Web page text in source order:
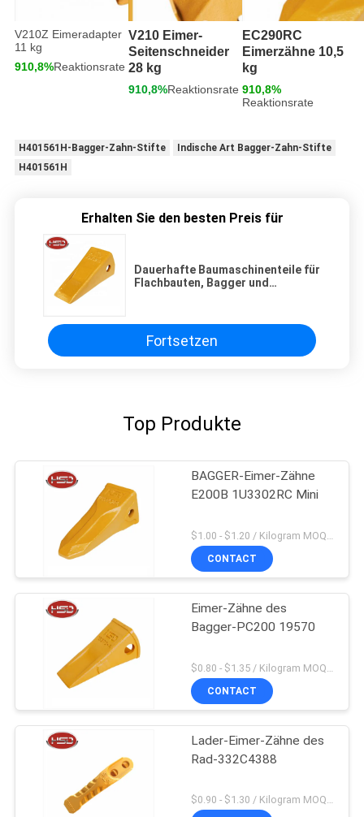
V210Z Eimeradapter
11 kg
910,8%Reaktionsrate
V210 Eimer-
Seitenschneider
28 kg
910,8%Reaktionsrate
EC290RC
Eimerzähne 10,5
kg
910,8%
Reaktionsrate
H401561H-Bagger-Zahn-Stifte
Indische Art Bagger-Zahn-Stifte
H401561H
Erhalten Sie den besten Preis für
Dauerhafte Baumaschinenteile für
Flachbauten, Bagger und
Fortsetzen
Top Produkte
BAGGER-Eimer-Zähne
E200B 1U3302RC Mini
CONTACT
Eimer-Zähne des
Bagger-PC200 19570
CONTACT
Lader-Eimer-Zähne des
Rad-332C4388
$0.90 - $1.30 / Kilogram MOQ:1000 Kilogramm/Kilogramm